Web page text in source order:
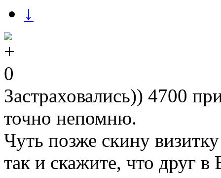
↓
0
Застраховались)) 4700
точно непомню.
Чуть позже скину
так и скажите, что друг